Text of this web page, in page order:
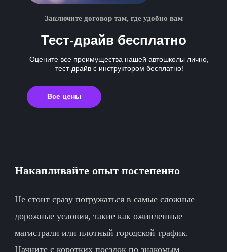
Заключите договор там, где удобно вам
Тест-драйв бесплатно
Оцените все преимущества нашей автошколы лично,
тест-драйв с инструктором бесплатно!
Все цены
Накапливайте опыт постепенно
Не стоит сразу погружаться в самые сложные
дорожные условия, такие как оживленные
магистрали или плотный городской трафик.
Начните с коротких поездок по знакомым